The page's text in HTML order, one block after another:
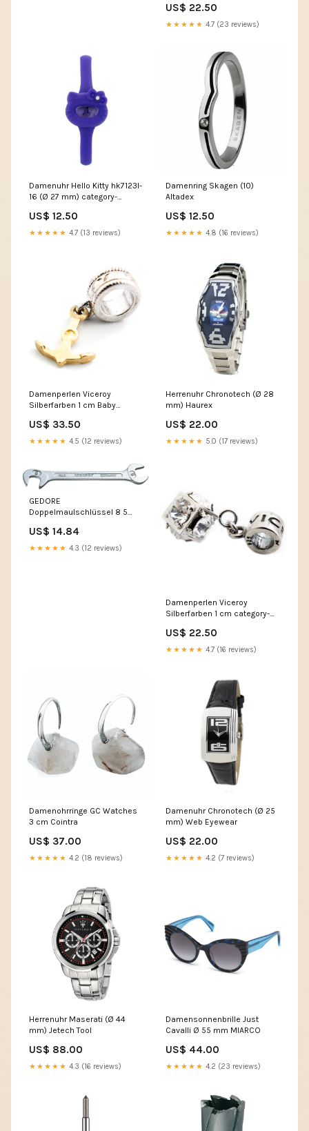
US$ 22.50
★★★★★ 4.7 (23 reviews)
Damenuhr Hello Kitty hk7123l-
16 (Ø 27 mm) category-
US$ 12.50
★★★★★ 4.7 (13 reviews)
Damenring Skagen (10)
Altadex
US$ 12.50
★★★★★ 4.8 (16 reviews)
Damenperlen Viceroy
Silberfarben 1 cm Baby
US$ 33.50
★★★★★ 4.5 (12 reviews)
Herrenuhr Chronotech (Ø 28
mm) Haurex
US$ 22.00
★★★★★ 5.0 (17 reviews)
GEDORE
Doppelmaulschlüssel 8 5
4000770333 ) P - component
US$ 14.84
★★★★★ 4.3 (12 reviews)
Damenperlen Viceroy
Silberfarben 1 cm category-
US$ 22.50
★★★★★ 4.7 (16 reviews)
Damenohrringe GC Watches
3 cm Cointra
US$ 37.00
★★★★★ 4.2 (18 reviews)
Damenuhr Chronotech (Ø 25
mm) Web Eyewear
US$ 22.00
★★★★★ 4.2 (7 reviews)
Herrenuhr Maserati (Ø 44
mm) Jetech Tool
US$ 88.00
★★★★★ 4.3 (16 reviews)
Damensonnenbrille Just
Cavalli Ø 55 mm MIARCO
US$ 44.00
★★★★★ 4.2 (23 reviews)